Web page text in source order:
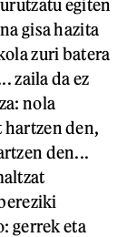
egiten
gisa hazita
zuri batera
zaila da ez
nola
hartzen den,
den...
gerrek eta